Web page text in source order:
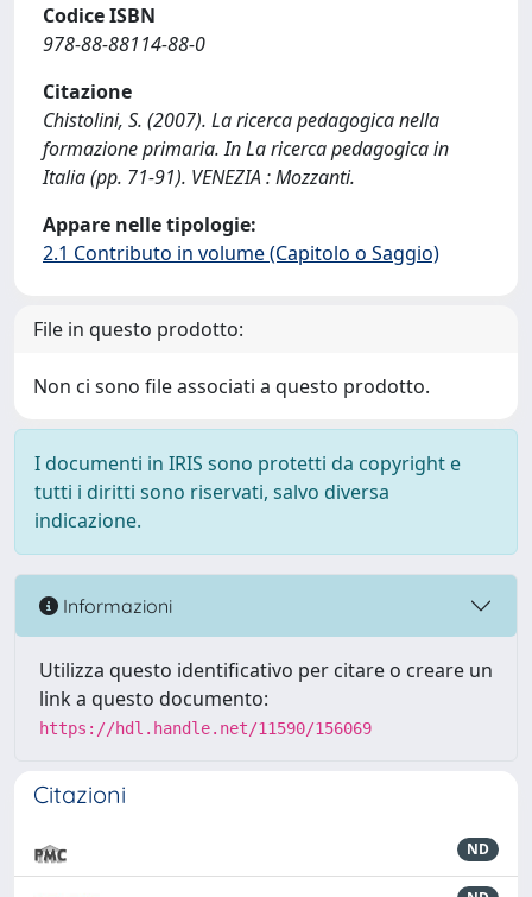
Codice ISBN
978-88-88114-88-0
Citazione
Chistolini, S. (2007). La ricerca pedagogica nella
formazione primaria. In La ricerca pedagogica in
Italia (pp. 71-91). VENEZIA : Mozzanti.
Appare nelle tipologie:
2.1 Contributo in volume (Capitolo o Saggio)
File in questo prodotto:
Non ci sono file associati a questo prodotto.
I documenti in IRIS sono protetti da copyright e
tutti i diritti sono riservati, salvo diversa
indicazione.
Informazioni
Utilizza questo identificativo per citare o creare un
link a questo documento:
https://hdl.handle.net/11590/156069
Citazioni
ND